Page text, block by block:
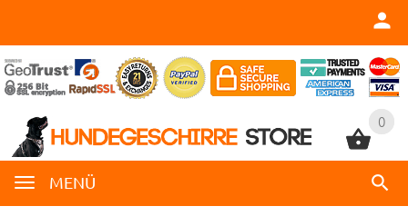
0
MENÜ
0